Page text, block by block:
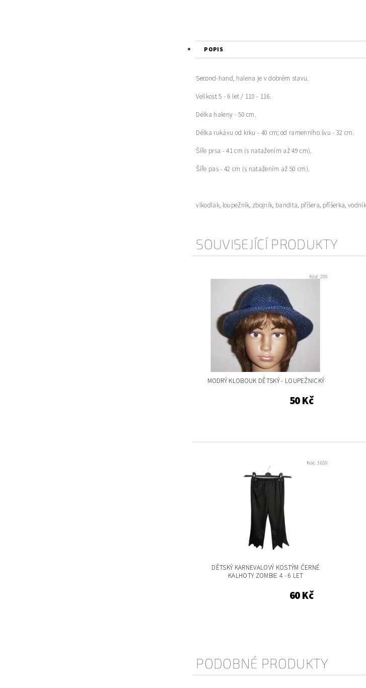
POPIS
Second-hand, halena je v dobrém stavu.
Velikost 5 - 6 let / 110 - 116.
Délka haleny - 50 cm.
Délka rukávu od krku - 40 cm; od ramenního švu - 32 cm.
Šíře prsa - 41 cm (s natažením až 49 cm).
Šíře pas - 42 cm (s natažením až 50 cm).
vlkodlak, loupežník, zbojník, bandita, příšera, příšerka,
SOUVISEJÍCÍ PRODUKTY
Kód: 200
MODRÝ KLOBOUK DĚTSKÝ - LOUPEŽNICKÝ
50 Kč
Kód:3659
DĚTSKÝ KARNEVALOVÝ KOSTÝM ČERNÉ
KALHOTY ZOMBIE 4 - 6 LET
60 Kč
PODOBNÉ PRODUKTY